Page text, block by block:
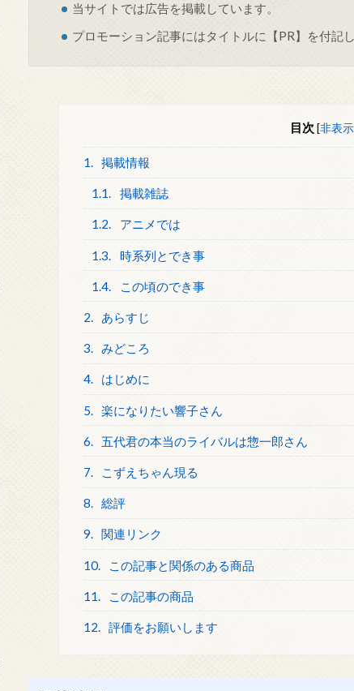
当サイトでは広告を掲載しています。
プロモーション記事にはタイトルに【PR】を付記
目次 [非表示
1. 掲載情報
1.1. 掲載雑誌
1.2. アニメでは
1.3. 時系列とでき事
1.4. この頃のでき事
2. あらすじ
3. みどころ
4. はじめに
5. 楽になりたい響子さん
6. 五代君の本当のライバルは惣一郎さん
7. こずえちゃん現る
8. 総評
9. 関連リンク
10. この記事と関係のある商品
11. この記事の商品
12. 評価をお願いします